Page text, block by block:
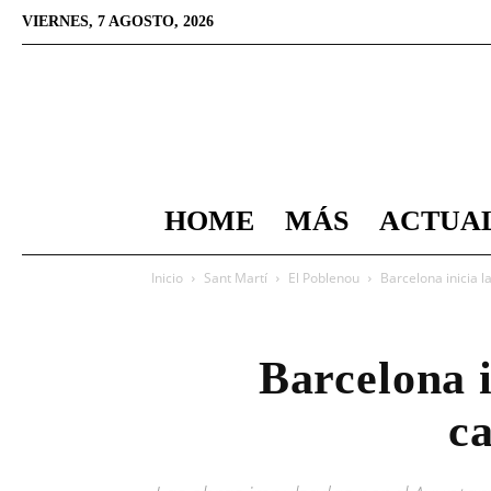
VIERNES, 7 AGOSTO, 2026
HOME MÁS
Inicio Sant Martí El Poblenou Barcelona inicia
Barcelona